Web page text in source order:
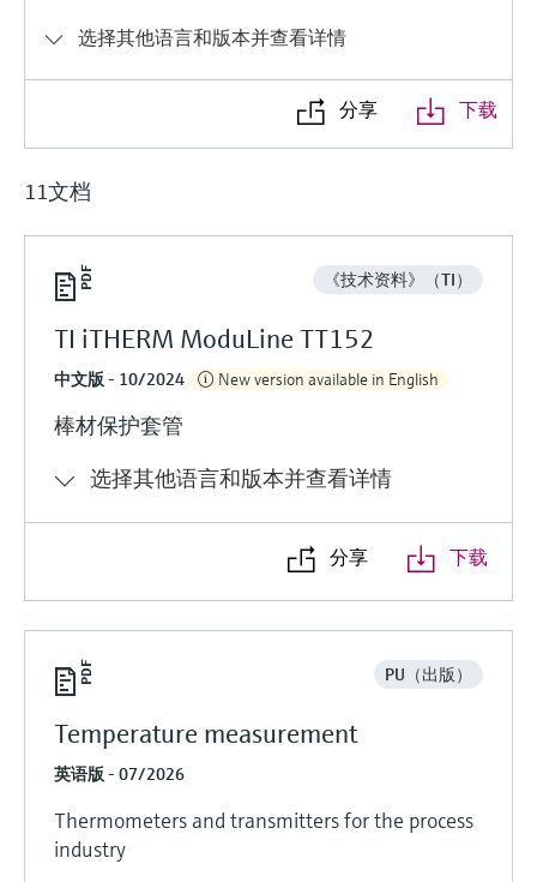
查找产品具体信息和文档
您可通过产品型号、订单代码或序列号，轻
松查找所需备件。
选购全部
Memosens数字技术
选购全部
选择其他语言和版本并查看详情
分享 下载
11文档
《技术资料》（TI）
TI iTHERM ModuLine TT152
中文版 - 10/2024 New version available in English
棒材保护套管
选择其他语言和版本并查看详情
分享 下载
PU（出版）
Temperature measurement
英语版 - 07/2026
Thermometers and transmitters for the process
industry